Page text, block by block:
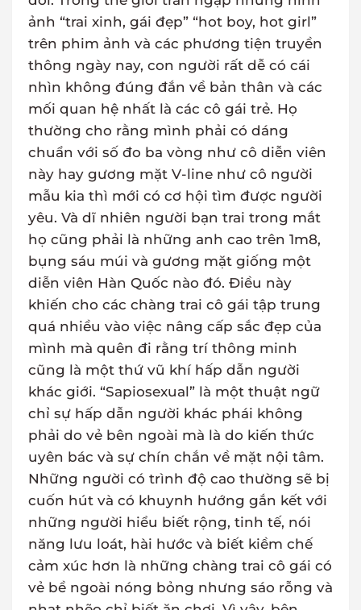
ảnh “trai xinh, gái đẹp” “hot boy, hot girl”
trên phim ảnh và các phương tiện truyền
thông ngày nay, con người rất dễ có cái
nhìn không đúng đắn về bản thân và các
mối quan hệ nhất là các cô gái trẻ. Họ
thường cho rằng mình phải có dáng
chuẩn với số đo ba vòng như cô diễn viên
này hay gương mặt V-line như cô người
mẫu kia thì mới có cơ hội tìm được người
yêu. Và dĩ nhiên người bạn trai trong mắt
họ cũng phải là những anh cao trên 1m8,
bụng sáu múi và gương mặt giống một
diễn viên Hàn Quốc nào đó. Điều này
khiến cho các chàng trai cô gái tập trung
quá nhiều vào việc nâng cấp sắc đẹp của
mình mà quên đi rằng trí thông minh
cũng là một thứ vũ khí hấp dẫn người
khác giới. “Sapiosexual” là một thuật ngữ
chỉ sự hấp dẫn người khác phái không
phải do vẻ bên ngoài mà là do kiến thức
uyên bác và sự chín chắn về mặt nội tâm.
Những người có trình độ cao thường sẽ bị
cuốn hút và có khuynh hướng gắn kết với
những người hiểu biết rộng, tinh tế, nói
năng lưu loát, hài hước và biết kiềm chế
cảm xúc hơn là những chàng trai cô gái có
vẻ bề ngoài nóng bỏng nhưng sáo rỗng và